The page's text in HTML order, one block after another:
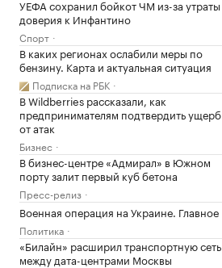
УЕФА сохранил бойкот ЧМ из-за утраты
доверия к Инфантино
Спорт
В каких регионах ослабили меры по
бензину. Карта и актуальная ситуация
Подписка на РБК
В Wildberries рассказали, как
предпринимателям подтвердить ущерб
от атак
Бизнес
В бизнес-центре «Адмирал» в Южном
порту залит первый куб бетона
Пресс-релиз
Военная операция на Украине. Главное
Политика
«Билайн» расширил транспортную сеть
между дата-центрами Москвы